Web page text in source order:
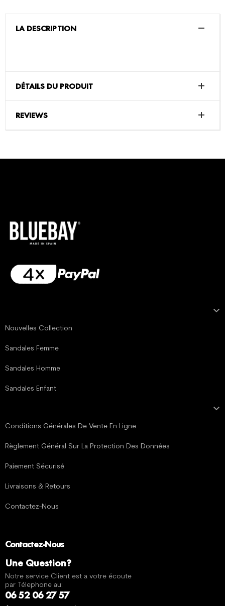
LA DESCRIPTION
DÉTAILS DU PRODUIT
REVIEWS

Nouvelles Collection
Sandales Femme
Sandales Homme
Sandales Enfant

Conditions Générales De Vente En Ligne
Règlement Général Sur La Protection Des Données
Paiement Sécurisé
Livraisons & Retours
Contactez-Nous
Contactez-Nous
Une Question?
Notre service Client est a votre écoute
par Télephone au:
06 52 06 27 57